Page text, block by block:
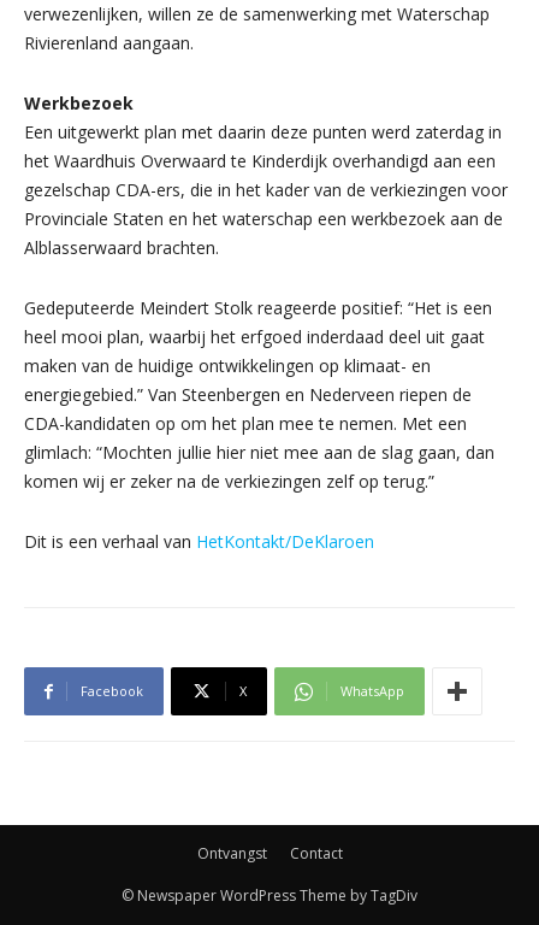
verwezenlijken, willen ze de samenwerking met Waterschap
Rivierenland aangaan.
Werkbezoek
Een uitgewerkt plan met daarin deze punten werd zaterdag in
het Waardhuis Overwaard te Kinderdijk overhandigd aan een
gezelschap CDA-ers, die in het kader van de verkiezingen voor
Provinciale Staten en het waterschap een werkbezoek aan de
Alblasserwaard brachten.
Gedeputeerde Meindert Stolk reageerde positief: “Het is een
heel mooi plan, waarbij het erfgoed inderdaad deel uit gaat
maken van de huidige ontwikkelingen op klimaat- en
energiegebied.” Van Steenbergen en Nederveen riepen de
CDA-kandidaten op om het plan mee te nemen. Met een
glimlach: “Mochten jullie hier niet mee aan de slag gaan, dan
komen wij er zeker na de verkiezingen zelf op terug.”
Dit is een verhaal van HetKontakt/DeKlaroen
Facebook X WhatsApp
Ontvangst Contact
© Newspaper WordPress Theme by TagDiv